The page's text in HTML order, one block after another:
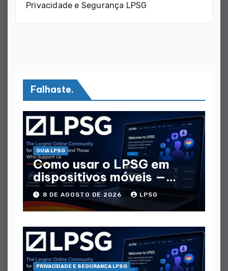
Privacidade e Segurança LPSG
Falhaste.
GUIA LPSG
Como usar o LPSG em
dispositivos móveis —
Guia Móvel completo
8 DE AGOSTO DE 2026 LPSG
PRIVACIDADE E SEGURANÇA LPSG